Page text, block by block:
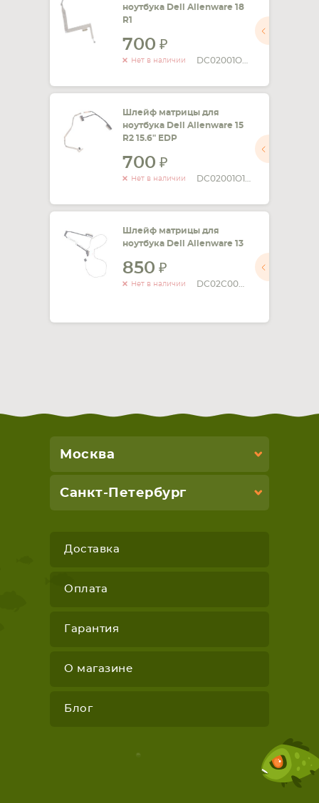
ноутбука Dell Alienware 18
R1
700
Нет в наличии
Шлейф матрицы для
ноутбука Dell Alienware 15
R2 15.6" EDP
700
Нет в наличии
Шлейф матрицы для
ноутбука Dell Alienware 13
850
Нет в наличии
Москва
Санкт-Петербург
Доставка
Оплата
Гарантия
О магазине
Блог